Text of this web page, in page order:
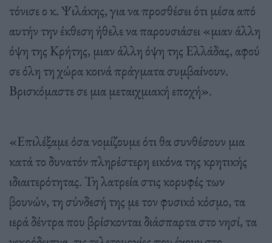
τόνισε ο κ. Ψιλάκης, για να προσθέσει ότι μέσα από
αυτήν την έκθεση ήθελε να παρουσιάσει «μιαν άλλη
όψη της Κρήτης, μιαν άλλη όψη της Ελλάδας, αφού
σε όλη τη χώρα κοινά πράγματα συμβαίνουν.
Βρισκόμαστε σε μια μεταιχμιακή εποχή».
«Επιλέξαμε όσα νομίζουμε ότι θα συνθέσουν μια
κατά το δυνατόν πληρέστερη εικόνα της κρητικής
ιδιαιτερότητας. Τη λατρεία στις κορυφές των
βουνών, τη σύνδεσή της με τον φυσικό κόσμο, τα
ιερά δέντρα που βρίσκονται διάσπαρτα στο νησί, τα